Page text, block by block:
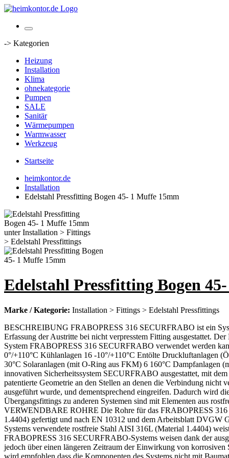
-> Kategorien
Heizung
Installation
Klima
ohnekategorie
Pumpen
SALE
Sanitär
Wärmepumpen
Warmwasser
Werkzeug
Startseite
heimkontor.de
Installation
Edelstahl Pressfitting Bogen 45- 1 Muffe 15mm
Edelstahl Pressfitting Bogen
Marke / Kategorie: Installation > Fittings > Edelstahl Pressfittings
BESCHREIBUNG FRABOPRESS 316 SECURFRABO ist ein
Erfassung der Austritte bei nicht verpresstem Fitting ausgestattet.
System FRABOPRESS 316 SECURFRABO verwendet werden
0°/+110°C Kühlanlagen 16 -10°/+110°C Entölte Druckluftanlagen
30°C Solaranlagen (mit O-Ring aus FKM) 6 160°C
innovativen Sicherheitssystem SECURFRABO ausgestattet, mit
patentierte Geometrie an den Stellen an denen die Verbindung nicht
ausgeführt wurde, und dementsprechend eingreifen. Dadurch wird
Übergangsfittings zu anderen Systemen sind mit Elementen aus
VERWENDBARE ROHRE Die Rohre für das FRABOPRESS 316
1.4404) gefertigt und nach EN 10312 und dem Arbeitsblatt
Systems verwendete rostfreie Stahl AISI 316L (Material 1.4404)
FRABOPRESS 316 SECURFRABO-Systems weisen dank der
jedoch über einen längeren Zeitraum der Einwirkung von korrosiven
wird empfohlen dass die Komponenten des Systems nicht mit